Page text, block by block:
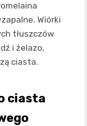
Wiórki
tłuszczów
i żelazo,
ciasta.
ciasta